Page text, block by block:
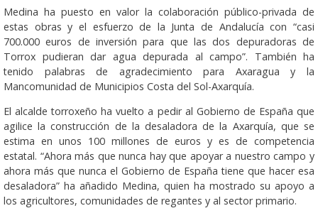
Medina ha puesto en valor la colaboración público-privada de
estas obras y el esfuerzo de la Junta de Andalucía con “casi
700.000 euros de inversión para que las dos depuradoras de
Torrox pudieran dar agua depurada al campo”. También ha
tenido palabras de agradecimiento para Axaragua y la
Mancomunidad de Municipios Costa del Sol-Axarquía.
El alcalde torroxeño ha vuelto a pedir al Gobierno de España que
agilice la construcción de la desaladora de la Axarquía, que se
estima en unos 100 millones de euros y es de competencia
estatal. “Ahora más que nunca hay que apoyar a nuestro campo y
ahora más que nunca el Gobierno de España tiene que hacer esa
desaladora” ha añadido Medina, quien ha mostrado su apoyo a
los agricultores, comunidades de regantes y al sector primario.